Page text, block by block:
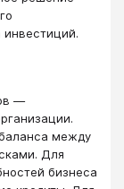
—
между
Для
бизнеса